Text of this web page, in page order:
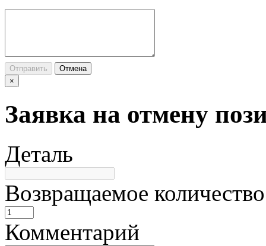
Отправить
Отмена
×
Заявка на отмену
Деталь
Возвращаемое количество
Комментарий